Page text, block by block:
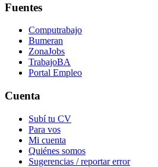
Fuentes
Computrabajo
Bumeran
ZonaJobs
TrabajoBA
Portal Empleo
Cuenta
Subí tu CV
Para vos
Mi cuenta
Quiénes somos
Sugerencias / reportar error